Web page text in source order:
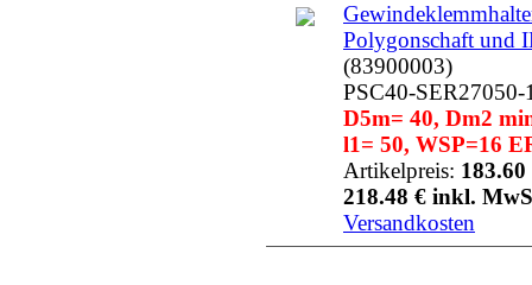
Polygonschaft und
(83900003)
PSC40-SER27050-
D5m= 40, Dm2
l1= 50, WSP=16
Artikelpreis:
218.48 € inkl.
Versandkosten